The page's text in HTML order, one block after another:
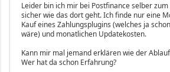
Leider bin ich mir bei Postfinance selber
sicher wie das dort geht. Ich finde nur eine
Kauf eines Zahlungsplugins (welches ja
wäre) und monatlichen Updatekosten.
Kann mir mal jemand erklären wie der
Wer hat da schon Erfahrung?